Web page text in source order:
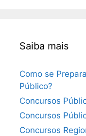
Saiba mais
Como se
Público?
Concursos
Concursos
Concursos